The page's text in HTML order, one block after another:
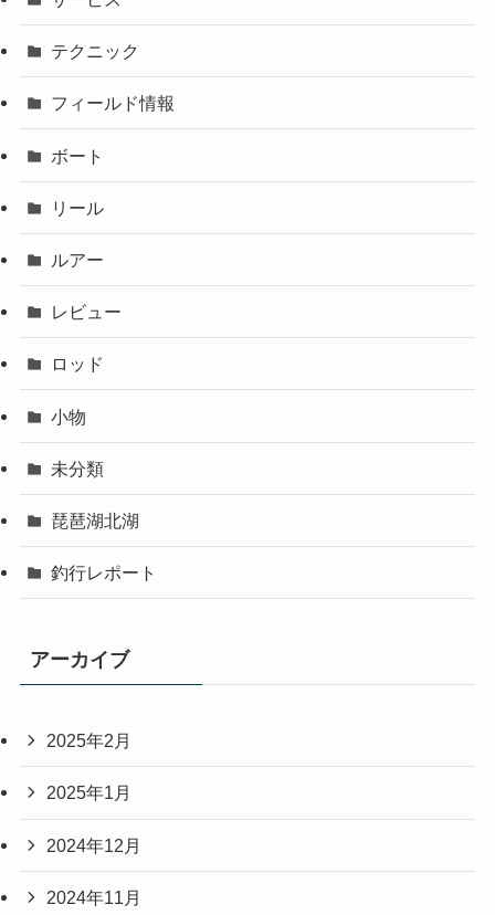
テクニック
フィールド情報
ボート
リール
ルアー
レビュー
ロッド
小物
未分類
琵琶湖北湖
釣行レポート
アーカイブ
2025年2月
2025年1月
2024年12月
2024年11月